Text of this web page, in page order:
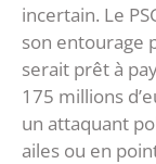
incertain. Le
son entourage
serait prêt à
175 millions
un attaquant
ailes ou en